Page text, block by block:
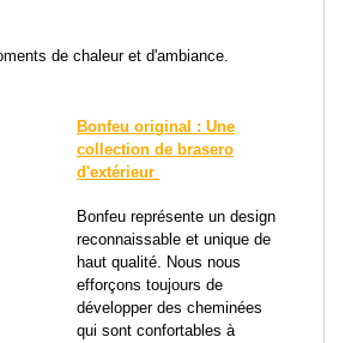
de chaleur et d'ambiance.
Bonfeu original : Une
collection de brasero
d'extérieur
Bonfeu représente un design
reconnaissable et unique de
haut qualité. Nous nous
efforçons toujours de
développer des cheminées
qui sont confortables à